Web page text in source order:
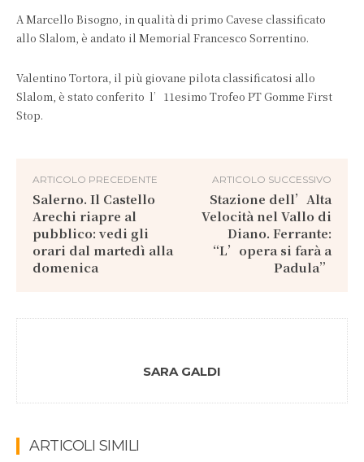
A Marcello Bisogno, in qualità di primo Cavese classificato
allo Slalom, è andato il Memorial Francesco Sorrentino.
Valentino Tortora, il più giovane pilota classificatosi allo
Slalom, è stato conferito l’11esimo Trofeo PT Gomme First
Stop.
ARTICOLO PRECEDENTE
Salerno. Il Castello
Arechi riapre al
pubblico: vedi gli
orari dal martedì alla
domenica
ARTICOLO SUCCESSIVO
Stazione dell’Alta
Velocità nel Vallo di
Diano. Ferrante:
“L’opera si farà a
Padula”
SARA GALDI
ARTICOLI SIMILI